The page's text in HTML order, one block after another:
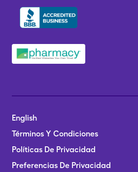
English
Términos Y Condiciones
Políticas De Privacidad
Preferencias De Privacidad